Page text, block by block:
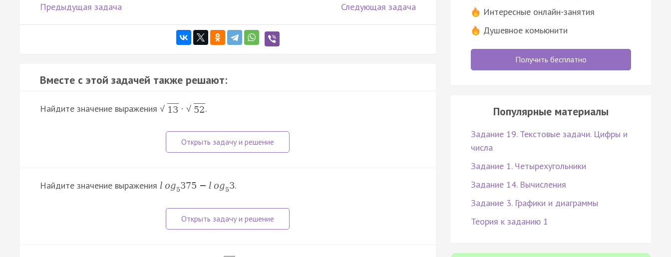
Предыдущая задача Следующая задача
Вместе с этой задачей также решают:
Найдите значение выражения √ 13 · √ 52.
Найдите значение выражения l og5375 − l og53.
Интересные онлайн-занятия
Душевное комьюнити
Получить бесплатно
Популярные материалы
Задание 19. Текстовые задачи. Цифры и
числа
Задание 1. Четырехугольники
Задание 14. Вычисления
Задание 3. Графики и диаграммы
Теория к заданию 1